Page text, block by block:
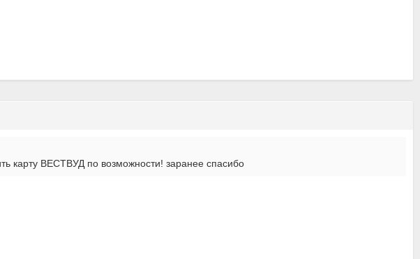
карту ВЕСТВУД по возможности! заранее спасибо